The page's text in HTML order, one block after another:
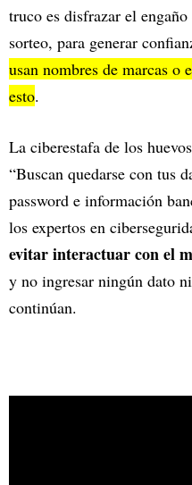
truco es disfrazar el
sorteo, para generar
usan nombres de marcas o
esto.
La ciberestafa de los
“Buscan quedarse con tus
password e información
los expertos en
evitar interactuar con el
y no ingresar ningún dato
continúan.